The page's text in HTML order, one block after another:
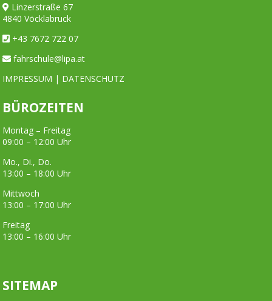
Linzerstraße 67
4840 Vöcklabruck
+43 7672 722 07
fahrschule@lipa.at
IMPRESSUM | DATENSCHUTZ
BÜROZEITEN
Montag – Freitag
09:00 – 12:00 Uhr
Mo., Di., Do.
13:00 – 18:00 Uhr
Mittwoch
13:00 – 17:00 Uhr
Freitag
13:00 – 16:00 Uhr
SITEMAP